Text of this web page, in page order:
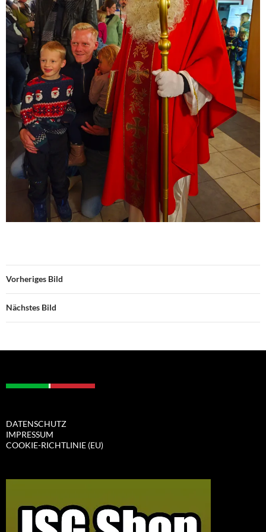
Vorheriges Bild
Nächstes Bild
DATENSCHUTZ
IMPRESSUM
COOKIE-RICHTLINIE (EU)